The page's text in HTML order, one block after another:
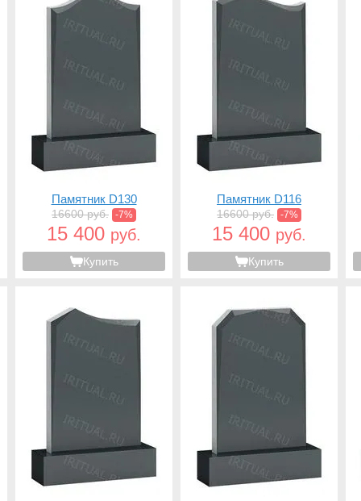
Памятник D130
16600 руб. -7%
15 400 руб.
Купить
Памятник D116
16600 руб. -7%
15 400 руб.
Купить